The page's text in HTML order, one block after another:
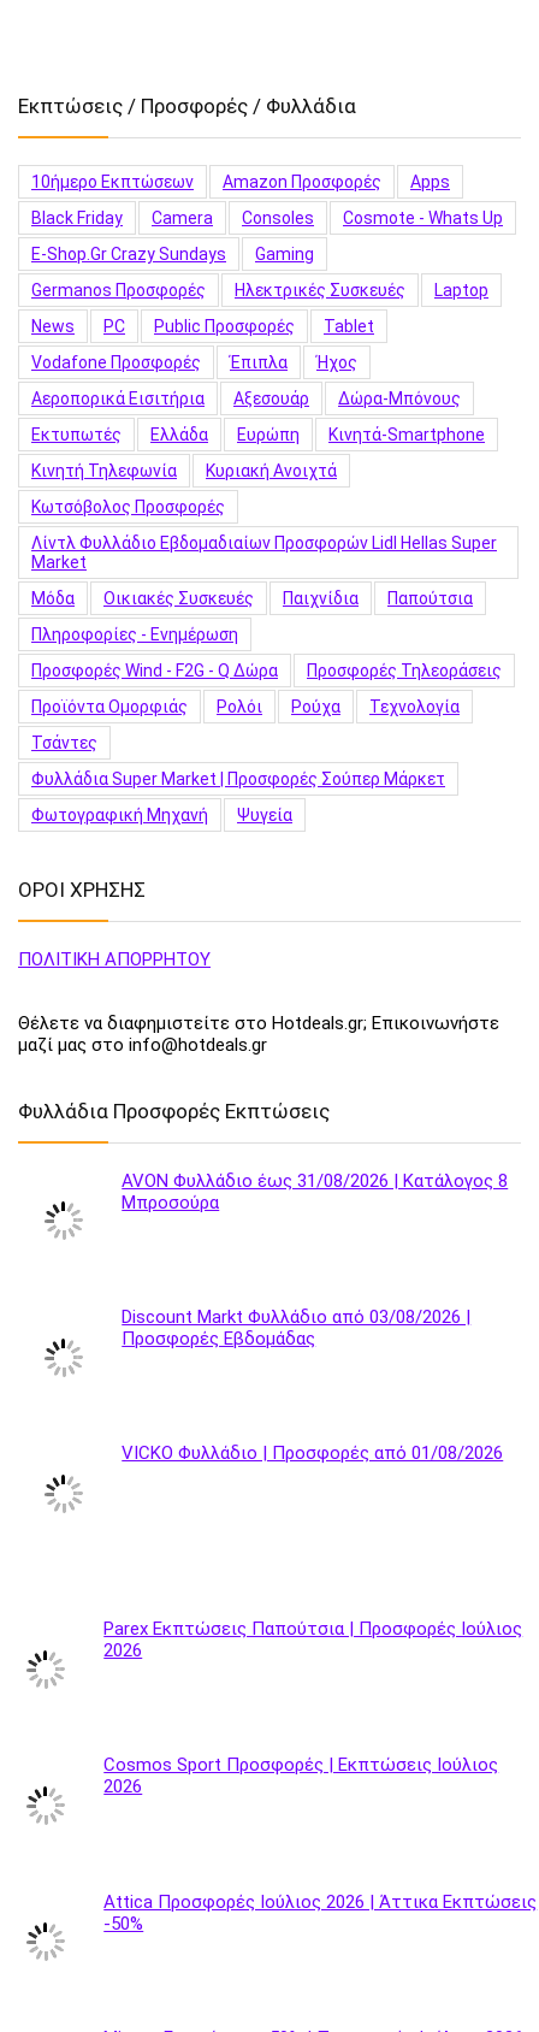
Εκπτώσεις / Προσφορές / Φυλλάδια
10ήμερο Εκπτώσεων Amazon Προσφορές
Apps
Black Friday
Camera Consoles
Cosmote - Whats Up
E-Shop.gr Crazy Sundays
Gaming
Germanos Προσφορές
Hλεκτρικές Συσκευές
Laptop
News
PC Public Προσφορές
Tablet
Vodafone Προσφορές
Έπιπλα
Ήχος
Αεροπορικά Εισιτήρια
Αξεσουάρ
Δώρα-Μπόνους
Εκτυπωτές
Ελλάδα Ευρώπη
Κινητά-Smartphone
Κινητή Τηλεφωνία
Κυριακή Ανοιχτά
Κωτσόβολος Προσφορές
Λίντλ Φυλλάδιο Εβδομαδιαίων Προσφορών Lidl Hellas Super
Market
Μόδα
Οικιακές Συσκευές Παιχνίδια
Παπούτσια
Πληροφορίες - Ενημέρωση
Προσφορές Wind - F2G - Q Δώρα
Προσφορές Τηλεοράσεις
Προϊόντα Ομορφιάς
Ρολόι Ρούχα
Τεχνολογία
Τσάντες
Φυλλάδια Super Market | Προσφορές Σούπερ Μάρκετ
Φωτογραφική Μηχανή
Ψυγεία
ΟΡΟΙ ΧΡΗΣΗΣ
ΠΟΛΙΤΙΚΗ ΑΠΟΡΡΗΤΟΥ
Θέλετε να διαφημιστείτε στο Hotdeals.gr; Επικοινωνήστε
μαζί μας στο info@hotdeals.gr
Φυλλάδια Προσφορές Εκπτώσεις
AVON Φυλλάδιο έως 31/08/2026 | Κατάλογος 8
Μπροσούρα
Discount Markt Φυλλάδιο από 03/08/2026 |
Προσφορές Εβδομάδας
VICKO Φυλλάδιο | Προσφορές από 01/08/2026
Parex Εκπτώσεις Παπούτσια | Προσφορές Ιούλιος
2026
Cosmos Sport Προσφορές | Εκπτώσεις Ιούλιος
2026
Attica Προσφορές Ιούλιος 2026 | Άττικα Εκπτώσεις
-50%